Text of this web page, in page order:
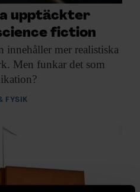
upptäckter
fiction
innehåller mer realistiska
Men funkar det som
FYSIK